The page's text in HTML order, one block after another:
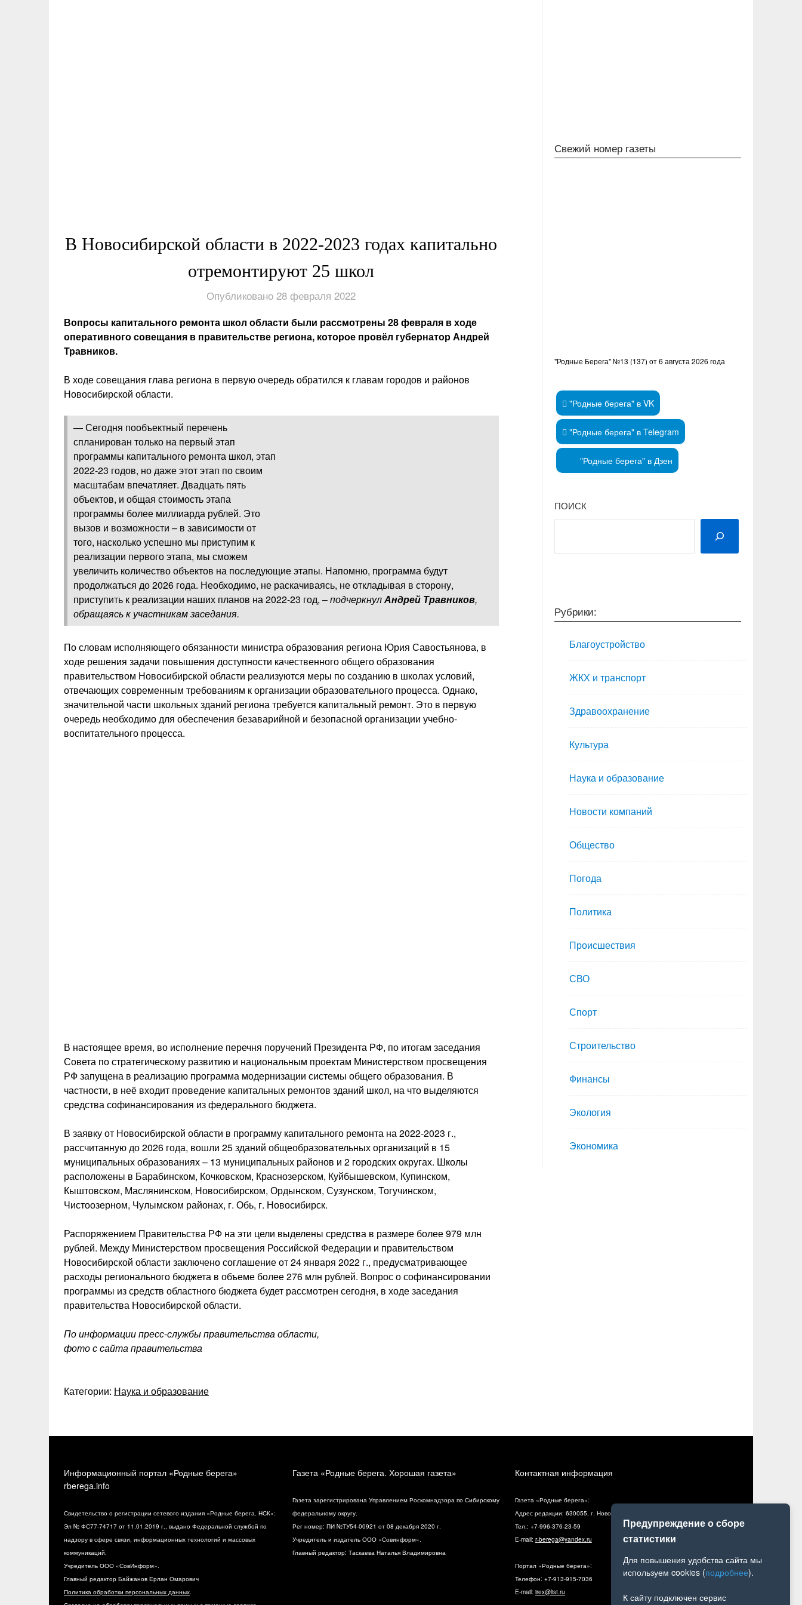
В Новосибирской области в 2022-2023 годах капитально
отремонтируют 25 школ
Опубликовано 28 февраля 2022
Вопросы капитального ремонта школ области были рассмотрены 28 февраля в ходе
оперативного совещания в правительстве региона, которое провёл губернатор Андрей
Травников.
В ходе совещания глава региона в первую очередь обратился к главам городов и районов
Новосибирской области.
— Сегодня пообъектный перечень
спланирован только на первый этап
программы капитального ремонта школ, этап
2022-23 годов, но даже этот этап по своим
масштабам впечатляет. Двадцать пять
объектов, и общая стоимость этапа
программы более миллиарда рублей. Это
вызов и возможности – в зависимости от
того, насколько успешно мы приступим к
реализации первого этапа, мы сможем
увеличить количество объектов на последующие этапы. Напомню, программа будут
продолжаться до 2026 года. Необходимо, не раскачиваясь, не откладывая в сторону,
приступить к реализации наших планов на 2022-23 год, –подчеркнулАндрей Травников,
обращаясь к участникам заседания.
По словам исполняющего обязанности министра образования региона Юрия Савостьянова, в
ходе решения задачи повышения доступности качественного общего образования
правительством Новосибирской области реализуются меры по созданию в школах условий,
отвечающих современным требованиям к организации образовательного процесса. Однако,
значительной части школьных зданий региона требуется капитальный ремонт. Это в первую
очередь необходимо для обеспечения безаварийной и безопасной организации учебно-
воспитательного процесса.
В настоящее время, во исполнение перечня поручений Президента РФ, по итогам заседания
Совета по стратегическому развитию и национальным проектам Министерством просвещения
РФ запущена в реализацию программа модернизации системы общего образования. В
частности, в неё входит проведение капитальных ремонтов зданий школ, на что выделяются
средства софинансирования из федерального бюджета.
В заявку от Новосибирской области в программу капитального ремонта на 2022-2023 г.,
рассчитанную до 2026 года, вошли 25 зданий общеобразовательных организаций в 15
муниципальных образованиях – 13 муниципальных районов и 2 городских округах. Школы
расположены в Барабинском, Кочковском, Краснозерском, Куйбышевском, Купинском,
Кыштовском, Маслянинском, Новосибирском, Ордынском, Сузунском, Тогучинском,
Чистоозерном, Чулымском районах, г. Обь, г. Новосибирск.
Распоряжением Правительства РФ на эти цели выделены средства в размере более 979 млн
рублей. Между Министерством просвещения Российской Федерации и правительством
Новосибирской области заключено соглашение от 24 января 2022 г., предусматривающее
расходы регионального бюджета в объеме более 276 млн рублей. Вопрос о софинансировании
программы из средств областного бюджета будет рассмотрен сегодня, в ходе заседания
правительства Новосибирской области.
По информации пресс-службы правительства области,
фото с сайта правительства
Категории: Наука и образование
Свежий номер газеты
"Родные Берега" №13 (137) от 6 августа 2026 года
"Родные берега" в VK
"Родные берега" в Telegram
"Родные берега" в Дзен
ПОИСК
Рубрики:
Благоустройство
ЖКХ и транспорт
Здравоохранение
Культура
Наука и образование
Новости компаний
Общество
Погода
Политика
Происшествия
СВО
Спорт
Строительство
Финансы
Экология
Экономика
Информационный портал «Родные берега»
rberega.info
Свидетельство о регистрации сетевого издания «Родные берега. НСК»:
Эл № ФС77-74717 от 11.01.2019 г., выдано Федеральной службой по
надзору в сфере связи, информационных технологий и массовых
коммуникаций.
Учредитель ООО «СовИнформ».
Главный редактор Байжанов Ерлан Омарович
Политика обработки персональных данных.
Газета «Родные берега. Хорошая газета»
Газета зарегистрирована Управлением Роскомнадзора по Сибирскому
федеральному округу.
Рег номер: ПИ №ТУ54-00921 от 08 декабря 2020 г.
Учредитель и издатель ООО «Совинформ».
Главный редактор: Таскаева Наталья Владимировна
Контактная информация
Газета «Родные берега»:
Адрес редакции: 630055, г. Новосибирск, ул. Разъездная, 10, оф. 5
Тел.: +7-996-376-23-59
E-mail: r-berega@yandex.ru
Портал «Родные берега»:
Телефон: +7-913-915-7036
E-mail: irex@list.ru
Предупреждение о сборе
статистики
Для повышения удобства сайта мы
используем cookies (подробнее).
К сайту подключен сервис